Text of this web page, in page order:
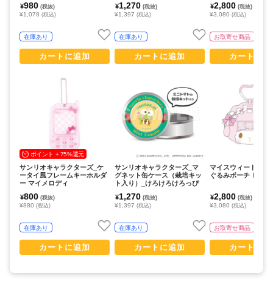
¥980 (税抜)
¥1,078 (税込)
在庫あり
カートに追加
ポイント + 75%還元
サンリオキャラクターズ_ケ
ータイ風フレームキーホルダ
ー マイメロディ
¥800 (税抜)
¥880 (税込)
在庫あり
カートに追加
¥1,270 (税抜)
¥1,397 (税込)
在庫あり
カートに追加
サンリオキャラクターズ_マ
グネット缶ケース（栽培キッ
ト入り）_けろけろけろっぴ
¥1,270 (税抜)
¥1,397 (税込)
在庫あり
カートに追加
¥2,800 (税抜)
¥3,080 (税込)
お取寄せ商品
カートに
マイスウィートピア
ぐるみポーチ ピンク
¥2,800 (税抜)
¥3,080 (税込)
お取寄せ商品
カートに